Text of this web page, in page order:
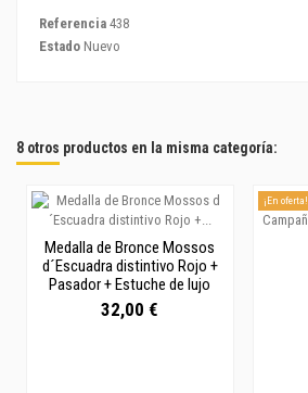
Referencia 438
Estado Nuevo
8 otros productos en la misma categoría:
Medalla de Bronce Mossos
d´Escuadra distintivo Rojo +
Pasador + Estuche de lujo
32,00 €
¡En oferta!